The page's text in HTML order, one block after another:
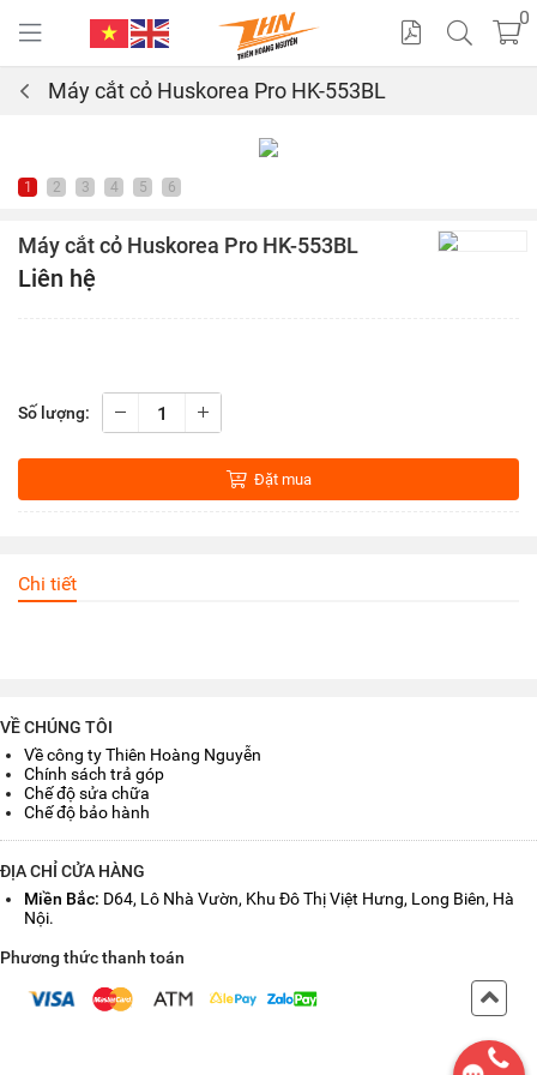
0
Máy cắt cỏ Huskorea Pro HK-553BL
1 2 3 4 5 6
Máy cắt cỏ Huskorea Pro HK-553BL
Liên hệ
Số lượng:
Đặt mua
Chi tiết
VỀ CHÚNG TÔI
Về công ty Thiên Hoàng Nguyễn
Chính sách trả góp
Chế độ sửa chữa
Chế độ bảo hành
ĐỊA CHỈ CỬA HÀNG
Miền Bắc: D64, Lô Nhà Vườn, Khu Đô Thị Việt Hưng, Long Biên, Hà
Nội.
Phương thức thanh toán
Back